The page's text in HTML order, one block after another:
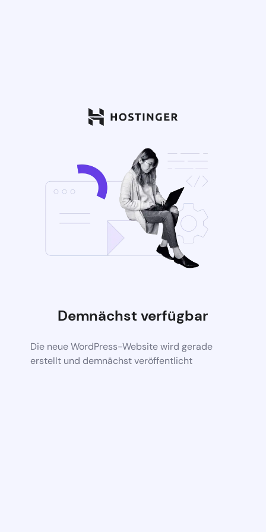
Demnächst verfügbar
Die neue WordPress-Website wird gerade
erstellt und demnächst veröffentlicht